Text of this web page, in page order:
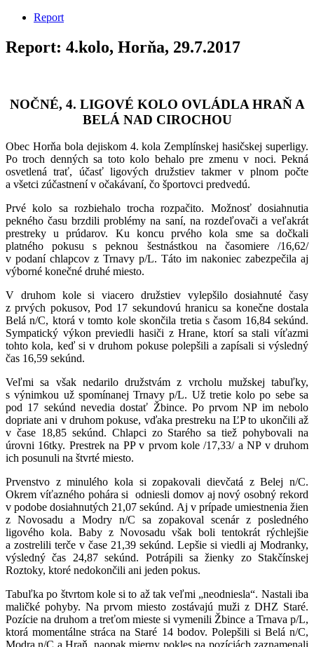
Report
Report: 4.kolo, Horňa, 29.7.2017
NOČNÉ, 4. LIGOVÉ KOLO OVLÁDLA HRAŇ A
BELÁ NAD CIROCHOU
Obec Horňa bola dejiskom 4. kola Zemplínskej hasičskej superligy.
Po troch denných sa toto kolo behalo pre zmenu v noci. Pekná
osvetlená trať, účasť ligových družstiev takmer v plnom počte
a všetci zúčastnení v očakávaní, čo športovci predvedú.
Prvé kolo sa rozbiehalo trocha rozpačito. Možnosť dosiahnutia
pekného času brzdili problémy na saní, na rozdeľovači a veľakrát
prestreky u prúdarov. Ku koncu prvého kola sme sa dočkali
platného pokusu s peknou šestnástkou na časomiere /16,62/
v podaní chlapcov z Trnavy p/L. Táto im nakoniec zabezpečila aj
výborné konečné druhé miesto.
V druhom kole si viacero družstiev vylepšilo dosiahnuté časy
z prvých pokusov, Pod 17 sekundovú hranicu sa konečne dostala
Belá n/C, ktorá v tomto kole skončila tretia s časom 16,84 sekúnd.
Sympatický výkon previedli hasiči z Hrane, ktorí sa stali víťazmi
tohto kola, keď si v druhom pokuse polepšili a zapísali si výsledný
čas 16,59 sekúnd.
Veľmi sa však nedarilo družstvám z vrcholu mužskej tabuľky,
s výnimkou už spomínanej Trnavy p/L. Už tretie kolo po sebe sa
pod 17 sekúnd nevedia dostať Žbince. Po prvom NP im nebolo
dopriate ani v druhom pokuse, vďaka prestreku na ĽP to ukončili až
v čase 18,85 sekúnd. Chlapci zo Starého sa tiež pohybovali na
úrovni 16tky. Prestrek na PP v prvom kole /17,33/ a NP v druhom
ich posunuli na štvrté miesto.
Prvenstvo z minulého kola si zopakovali dievčatá z Belej n/C.
Okrem víťazného pohára si odniesli domov aj nový osobný rekord
v podobe dosiahnutých 21,07 sekúnd. Aj v prípade umiestnenia žien
z Novosadu a Modry n/C sa zopakoval scenár z posledného
ligového kola. Baby z Novosadu však boli tentokrát rýchlejšie
a zostrelili terče v čase 21,39 sekúnd. Lepšie si viedli aj Modranky,
výsledný čas 24,87 sekúnd. Potrápili sa žienky zo Stakčínskej
Roztoky, ktoré nedokončili ani jeden pokus.
Tabuľka po štvrtom kole si to až tak veľmi „neodniesla“. Nastali iba
maličké pohyby. Na prvom miesto zostávajú muži z DHZ Staré.
Pozície na druhom a treťom mieste si vymenili Žbince a Trnava p/L,
ktorá momentálne stráca na Staré 14 bodov. Polepšili si Belá n/C,